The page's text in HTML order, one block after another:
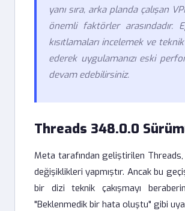
yanı sıra, arka planda çalışan
önemli faktörler arasındadır.
kısıtlamaları incelemek ve
ederek uygulamanızı eski
devam edebilirsiniz.
Threads 348.0.0
Meta tarafından geliştirilen
değişiklikleri yapmıştır. Ancak bu
bir dizi teknik çakışmayı
"Beklenmedik bir hata oluştu" gibi